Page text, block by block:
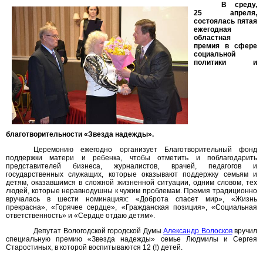
В среду,
25 апреля,
состоялась пятая
ежегодная
областная
премия в сфере
социальной
политики и
благотворительности «Звезда надежды».
Церемонию ежегодно организует Благотворительный фонд
поддержки матери и ребенка, чтобы отметить и поблагодарить
представителей бизнеса, журналистов, врачей, педагогов и
государственных служащих, которые оказывают поддержку семьям и
детям, оказавшимся в сложной жизненной ситуации, одним словом, тех
людей, которые неравнодушны к чужим проблемам. Премия традиционно
вручалась в шести номинациях: «Доброта спасет мир», «Жизнь
прекрасна», «Горячее сердце», «Гражданская позиция», «Социальная
ответственность» и «Сердце отдаю детям».
Депутат Вологодской городской ДумыАлександр Волосковвручил
специальную премию «Звезда надежды» семье Людмилы и Сергея
Старостиных, в которой воспитываются 12 (!) детей.